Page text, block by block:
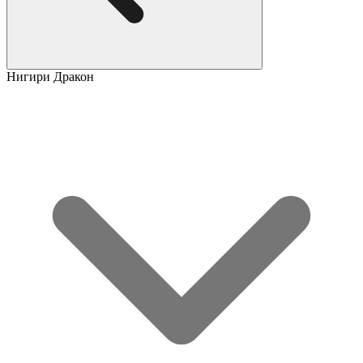
Нигири Дракон